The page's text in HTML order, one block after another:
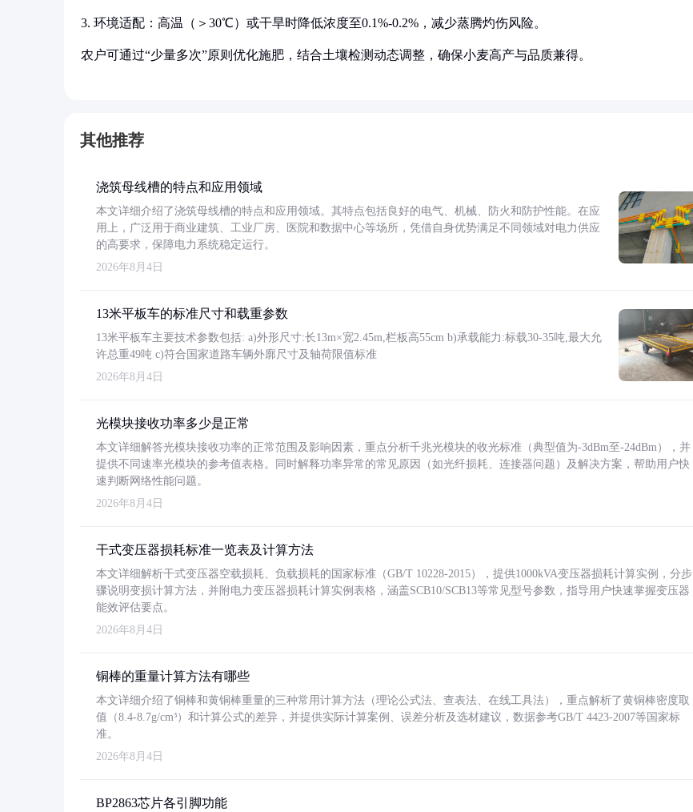
3. 环境适配：高温（＞30℃）或干旱时降低浓度至0.1%-0.2%，减少蒸腾灼伤风险。
农户可通过“少量多次”原则优化施肥，结合土壤检测动态调整，确保小麦高产与品质兼得。
其他推荐
浇筑母线槽的特点和应用领域
本文详细介绍了浇筑母线槽的特点和应用领域。其特点包括良好的电气、机械、防火和防护性能。在应
用上，广泛用于商业建筑、工业厂房、医院和数据中心等场所，凭借自身优势满足不同领域对电力供应
的高要求，保障电力系统稳定运行。
2026年8月4日
13米平板车的标准尺寸和载重参数
13米平板车主要技术参数包括: a)外形尺寸:长13m×宽2.45m,栏板高55cm b)承载能力:标载30-35吨,最大允
许总重49吨 c)符合国家道路车辆外廓尺寸及轴荷限值标准
2026年8月4日
光模块接收功率多少是正常
本文详细解答光模块接收功率的正常范围及影响因素，重点分析千兆光模块的收光标准（典型值为-3dBm至-24dBm），并
提供不同速率光模块的参考值表格。同时解释功率异常的常见原因（如光纤损耗、连接器问题）及解决方案，帮助用户快
速判断网络性能问题。
2026年8月4日
干式变压器损耗标准一览表及计算方法
本文详细解析干式变压器空载损耗、负载损耗的国家标准（GB/T 10228-2015），提供1000kVA变压器损耗计算实例，分步
骤说明变损计算方法，并附电力变压器损耗计算实例表格，涵盖SCB10/SCB13等常见型号参数，指导用户快速掌握变压器
能效评估要点。
2026年8月4日
铜棒的重量计算方法有哪些
本文详细介绍了铜棒和黄铜棒重量的三种常用计算方法（理论公式法、查表法、在线工具法），重点解析了黄铜棒密度取
值（8.4-8.7g/cm³）和计算公式的差异，并提供实际计算案例、误差分析及选材建议，数据参考GB/T 4423-2007等国家标
准。
2026年8月4日
BP2863芯片各引脚功能